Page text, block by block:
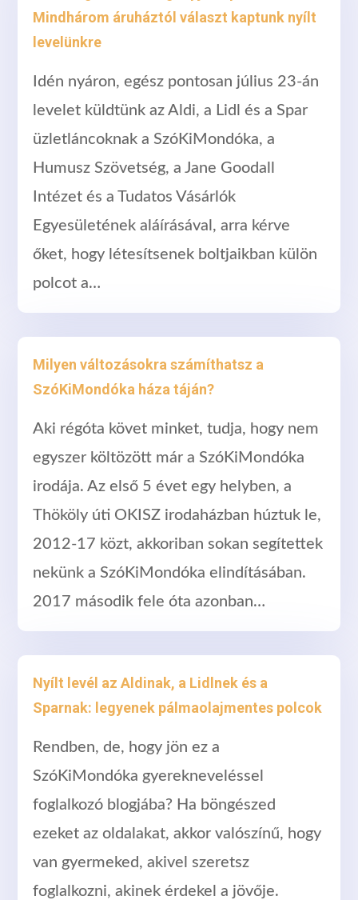
Mindhárom áruháztól választ kaptunk nyílt
levelünkre
Idén nyáron, egész pontosan július 23-án
levelet küldtünk az Aldi, a Lidl és a Spar
üzletláncoknak a SzóKiMondóka, a
Humusz Szövetség, a Jane Goodall
Intézet és a Tudatos Vásárlók
Egyesületének aláírásával, arra kérve
őket, hogy létesítsenek boltjaikban külön
polcot a…
Milyen változásokra számíthatsz a
SzóKiMondóka háza táján?
Aki régóta követ minket, tudja, hogy nem
egyszer költözött már a SzóKiMondóka
irodája. Az első 5 évet egy helyben, a
Thököly úti OKISZ irodaházban húztuk le,
2012-17 közt, akkoriban sokan segítettek
nekünk a SzóKiMondóka elindításában.
2017 második fele óta azonban…
Nyílt levél az Aldinak, a Lidlnek és a
Sparnak: legyenek pálmaolajmentes polcok
Rendben, de, hogy jön ez a
SzóKiMondóka gyerekneveléssel
foglalkozó blogjába? Ha böngészed
ezeket az oldalakat, akkor valószínű, hogy
van gyermeked, akivel szeretsz
foglalkozni, akinek érdekel a jövője.